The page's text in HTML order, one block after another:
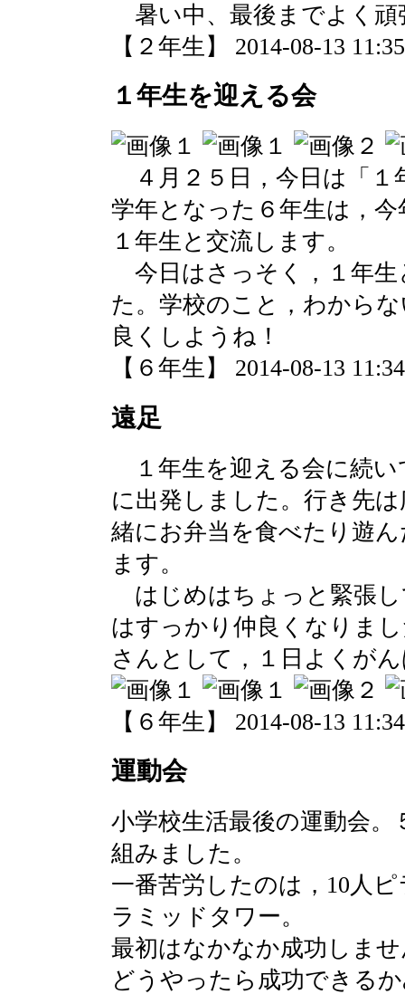
暑い中、最後までよく頑
【２年生】 2014-08-13
１年生を迎える会
４月２５日，今日は「１
学年となった６年生は，
１年生と交流します。
今日はさっそく，１年
た。学校のこと，わから
良くしようね！
【６年生】 2014-08-13
遠足
１年生を迎える会に続い
に出発しました。行き先
緒にお弁当を食べたり遊
ます。
はじめはちょっと緊張
はすっかり仲良くなりま
さんとして，１日よくが
【６年生】 2014-08-13
運動会
小学校生活最後の運動会
組みました。
一番苦労したのは，10人
ラミッドタワー。
最初はなかなか成功しま
どうやったら成功できる